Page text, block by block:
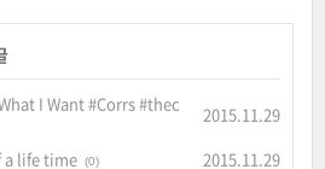
I Want #Corrs #thec
2015.11.29
a life time (0) 2015.11.29